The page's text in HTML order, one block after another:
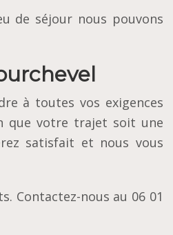
de séjour nous pouvons
à toutes vos exigences
que votre trajet soit une
satisfait et nous vous
Contactez-nous au 06 01